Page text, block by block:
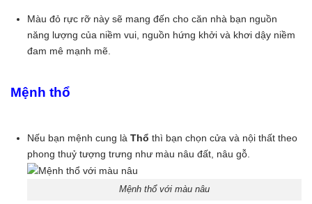
Màu đỏ rực rỡ này sẽ mang đến cho căn nhà bạn nguồn
năng lượng của niềm vui, nguồn hứng khởi và khơi dậy niềm
đam mê mạnh mẽ.
Mệnh thổ
Nếu bạn mệnh cung làThổthì bạn chọn cửa và nội thất theo
phong thuỷ tượng trưng như màu nâu đất, nâu gỗ.
Mệnh thổ với màu nâu